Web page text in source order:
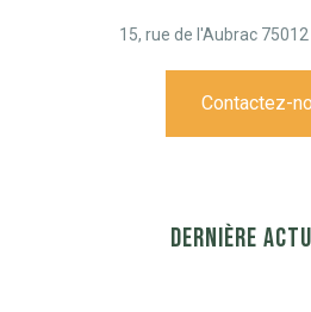
15, rue de l'Aubrac
Contactez-
DERNIÈRE